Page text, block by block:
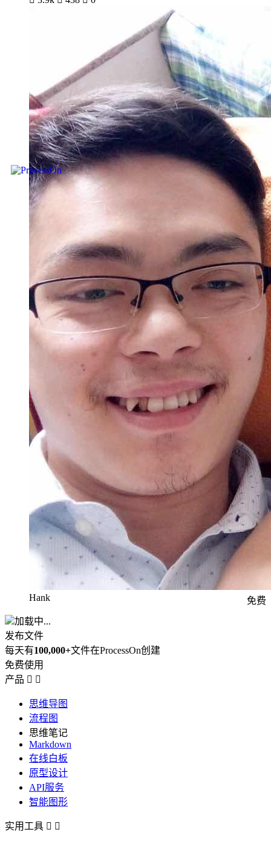
Hank
免费
加载中...
发布文件
每天有100,000+文件在ProcessOn创建
免费使用
产品  
思维导图
流程图
思维笔记
Markdown
在线白板
原型设计
API服务
智能图形
实用工具  